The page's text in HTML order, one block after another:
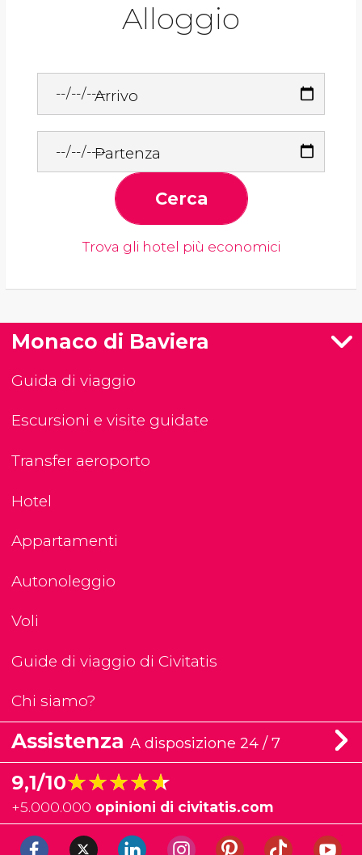
Alloggio
Arrivo
Partenza
Cerca
Trova gli hotel più economici
Monaco di Baviera
Guida di viaggio
Escursioni e visite guidate
Transfer aeroporto
Hotel
Appartamenti
Autonoleggio
Voli
Guide di viaggio di Civitatis
Chi siamo?
Assistenza A disposizione 24 / 7
9,1/10★★★★★
★★★★★
+5.000.000 opinioni di civitatis.com